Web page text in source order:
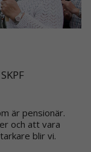
är pensionär.
och att vara
blir vi.